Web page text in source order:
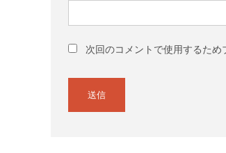
次回のコメントで使用するため